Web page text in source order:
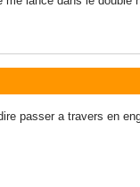
passer a travers en